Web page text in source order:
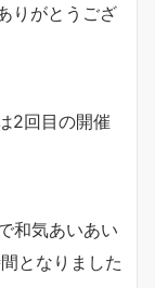
りがとうござ
2回目の開催
和気あいあい
となりました